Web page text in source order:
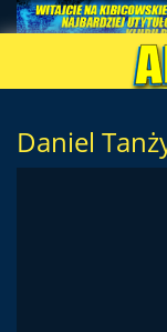
Daniel